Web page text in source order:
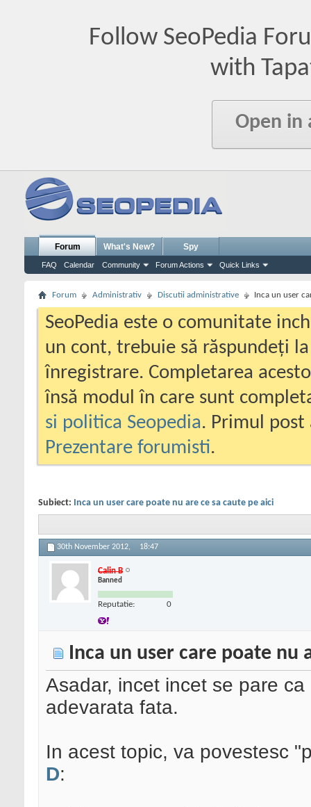
Follow SeoPedia
with
Open in
Forum
FAQ Calendar Community Forum Actions Quick Links
What's New? Spy
Forum Administrativ Discutii administrative Inca un user
SeoPedia este o comunitate
un cont, trebuie să răspundeți
înregistrare. Completarea
însă modul în care sunt
si politica Seopedia. Primul
Prezentare forumisti.
Subiect: Inca un user care poate nu are ce sa caute pe aici
30th November 2012, 18:47
Calin B
Banned
Reputatie: 0
Inca un user care poate nu
Asadar, incet incet se pare
adevarata fata.
In acest topic, va povestesc
D: